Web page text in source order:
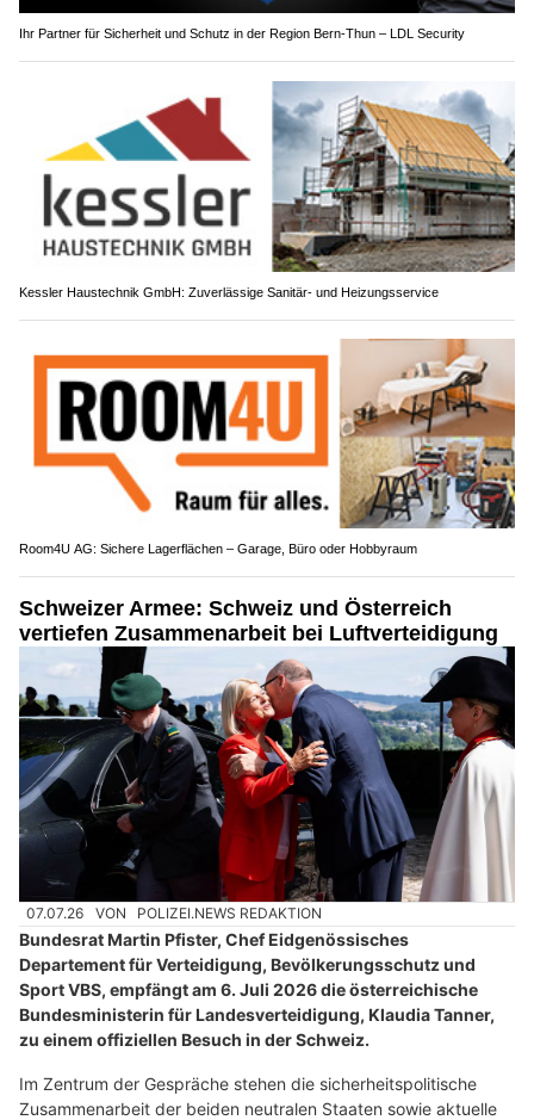
Ihr Partner für Sicherheit und Schutz in der Region Bern-Thun – LDL Security
Kessler Haustechnik GmbH: Zuverlässige Sanitär- und Heizungsservice
Room4U AG: Sichere Lagerflächen – Garage, Büro oder Hobbyraum
Schweizer Armee: Schweiz und Österreich
vertiefen Zusammenarbeit bei Luftverteidigung
07.07.26 VON POLIZEI.NEWS REDAKTION
Bundesrat Martin Pfister, Chef Eidgenössisches
Departement für Verteidigung, Bevölkerungsschutz und
Sport VBS, empfängt am 6. Juli 2026 die österreichische
Bundesministerin für Landesverteidigung, Klaudia Tanner,
zu einem offiziellen Besuch in der Schweiz.
Im Zentrum der Gespräche stehen die sicherheitspolitische
Zusammenarbeit der beiden neutralen Staaten sowie aktuelle